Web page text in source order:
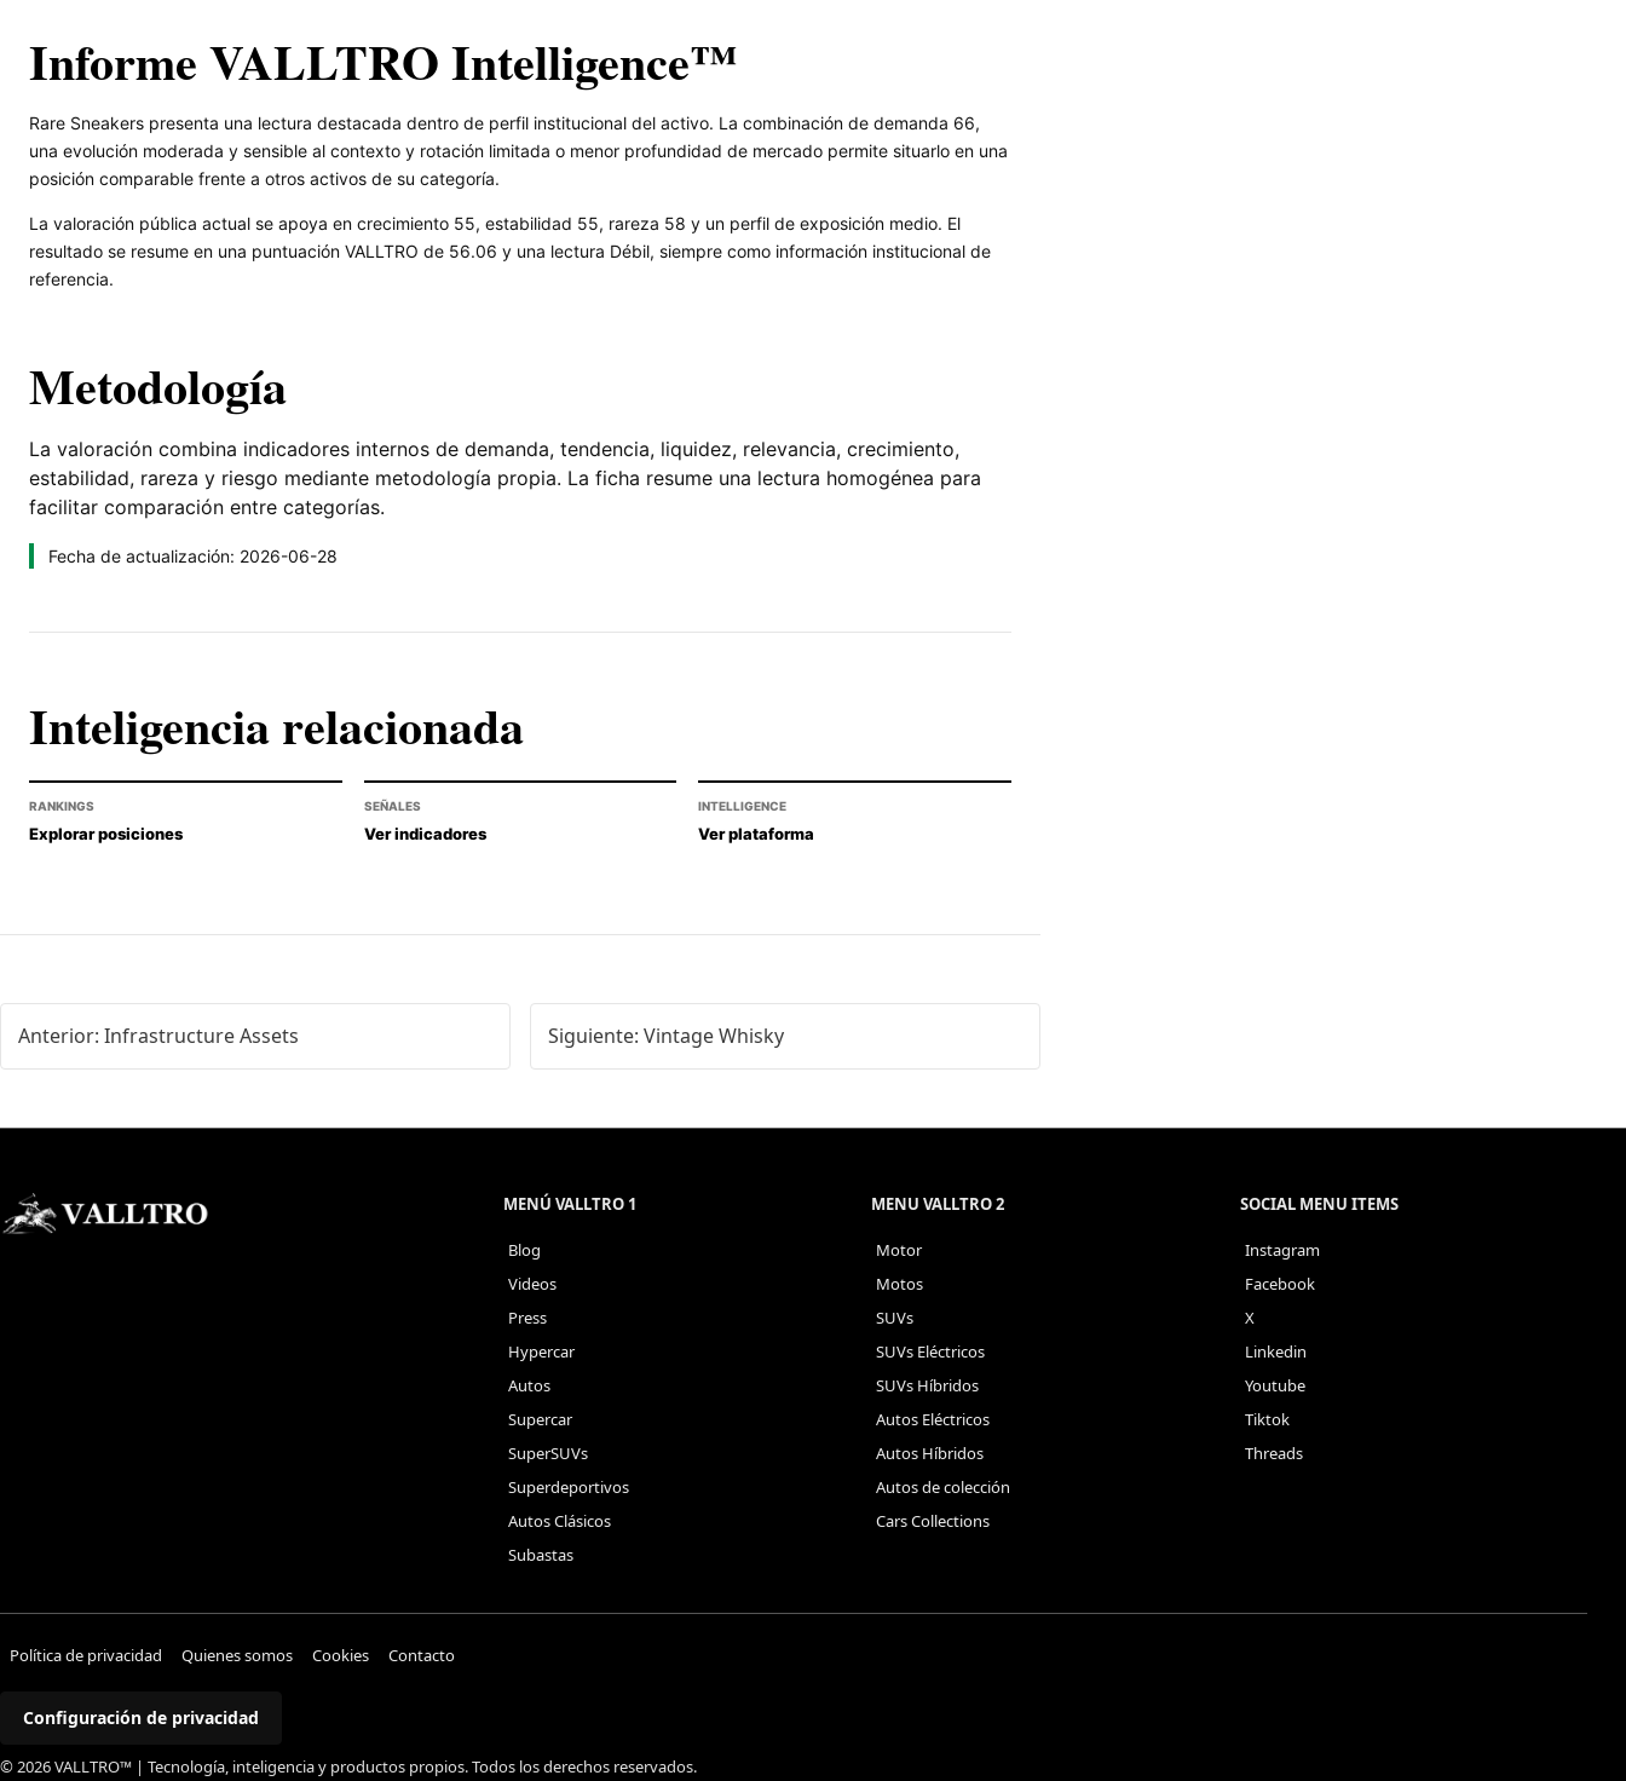
Informe VALLTRO Intelligence™
Rare Sneakers presenta una lectura destacada dentro de perfil institucional del activo. La combinación de demanda 66,
una evolución moderada y sensible al contexto y rotación limitada o menor profundidad de mercado permite situarlo en una
posición comparable frente a otros activos de su categoría.
La valoración pública actual se apoya en crecimiento 55, estabilidad 55, rareza 58 y un perfil de exposición medio. El
resultado se resume en una puntuación VALLTRO de 56.06 y una lectura Débil, siempre como información institucional de
referencia.
Metodología
La valoración combina indicadores internos de demanda, tendencia, liquidez, relevancia, crecimiento,
estabilidad, rareza y riesgo mediante metodología propia. La ficha resume una lectura homogénea para
facilitar comparación entre categorías.
Fecha de actualización: 2026-06-28
Inteligencia relacionada
RANKINGS
Explorar posiciones
SEÑALES
Ver indicadores
INTELLIGENCE
Ver plataforma
Anterior: Infrastructure Assets Siguiente: Vintage Whisky
MENÚ VALLTRO 1
Blog
Videos
Press
Hypercar
Autos
Supercar
SuperSUVs
Superdeportivos
Autos Clásicos
Subastas
MENU VALLTRO 2
Motor
Motos
SUVs
SUVs Eléctricos
SUVs Híbridos
Autos Eléctricos
Autos Híbridos
Autos de colección
Cars Collections
SOCIAL MENU ITEMS
Instagram
Facebook
X
Linkedin
Youtube
Tiktok
Threads
Política de privacidad Quienes somos Cookies Contacto
Configuración de privacidad
© 2026 VALLTRO™ | Tecnología, inteligencia y productos propios. Todos los derechos reservados.